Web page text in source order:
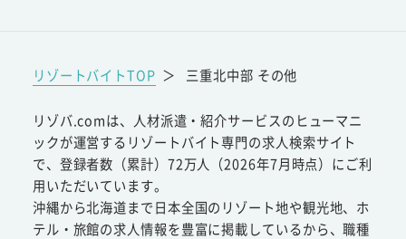
リゾートバイトTOP ＞ 三重北中部 その他
リゾバ.comは、人材派遣・紹介サービスのヒューマニ
ックが運営するリゾートバイト専門の求人検索サイト
で、登録者数（累計）72万人（2026年7月時点）にご利
用いただいています。
沖縄から北海道まで日本全国のリゾート地や観光地、ホ
テル・旅館の求人情報を豊富に掲載しているから、職種